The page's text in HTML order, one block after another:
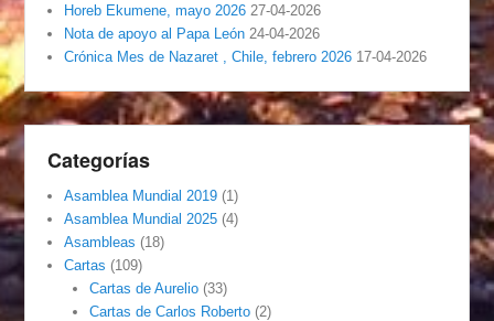
Horeb Ekumene, mayo 2026 27-04-2026
Nota de apoyo al Papa León 24-04-2026
Crónica Mes de Nazaret , Chile, febrero 2026 17-04-2026
Categorías
Asamblea Mundial 2019 (1)
Asamblea Mundial 2025 (4)
Asambleas (18)
Cartas (109)
Cartas de Aurelio(33)
Cartas de Carlos Roberto(2)